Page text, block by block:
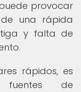
provocar
una rápida
y falta de
rápidos, es
de